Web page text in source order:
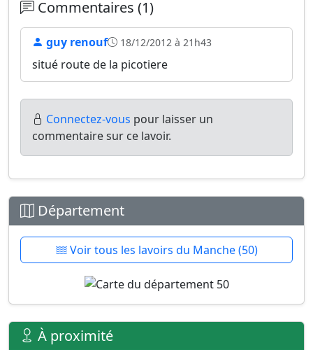
Commentaires (1)
guy renouf 18/12/2012 à 21h43
situé route de la picotiere
Connectez-vous pour laisser un
commentaire sur ce lavoir.
Département
Voir tous les lavoirs du Manche (50)
À proximité